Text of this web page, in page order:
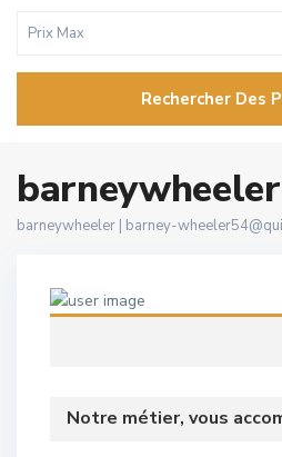
Rechercher Des
barneywheeler
barneywheeler | barney-
Notre métier, vous